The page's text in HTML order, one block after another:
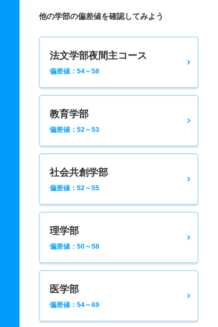
他の学部の偏差値を確認してみよう
法文学部夜間主コース
偏差値：54～58
教育学部
偏差値：52～53
社会共創学部
偏差値：52～55
理学部
偏差値：50～58
医学部
偏差値：54～69